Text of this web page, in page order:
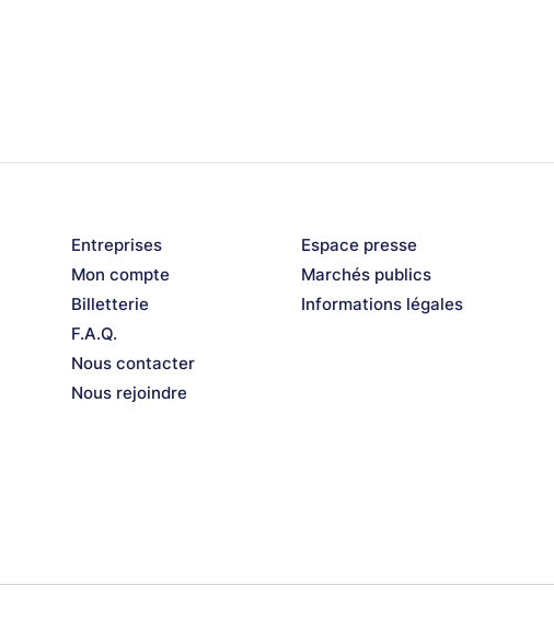
Entreprises
Mon compte
Billetterie
F.A.Q.
Nous contacter
Nous rejoindre
Espace presse
Marchés publics
Informations légales